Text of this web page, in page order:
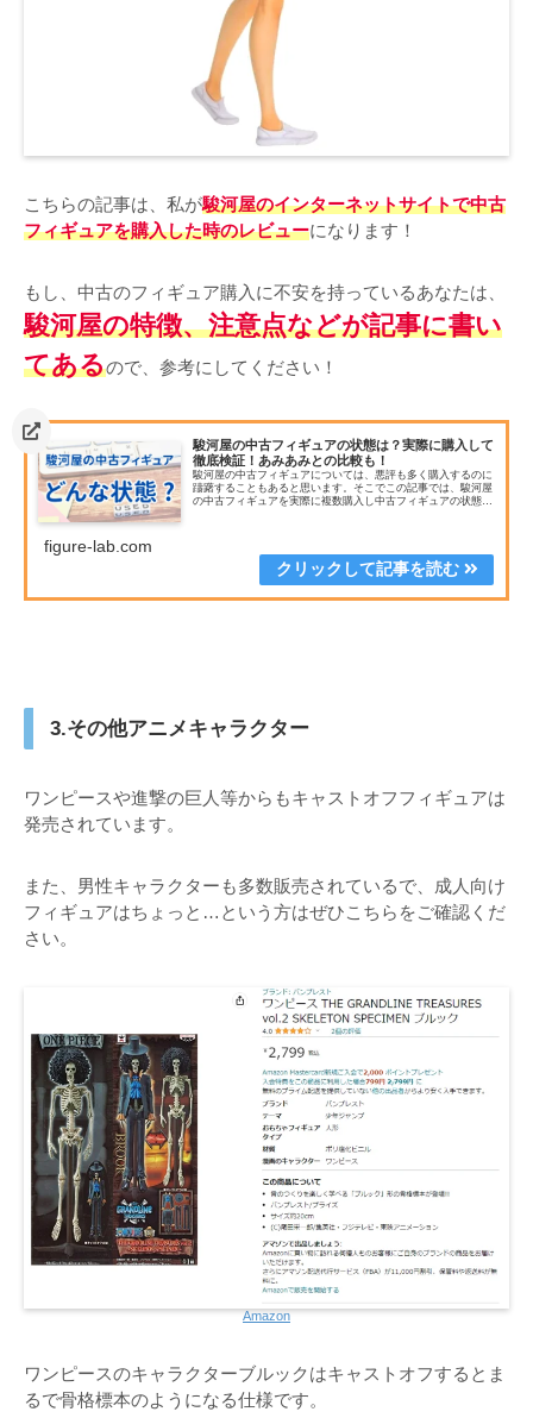
こちらの記事は、私が駿河屋のインターネットサイトで中古
フィギュアを購入した時のレビューになります！
もし、中古のフィギュア購入に不安を持っているあなたは、
駿河屋の特徴、注意点などが記事に書い
てあるので、参考にしてください！
駿河屋の中古フィギュアの状態は？実際に購入して
徹底検証！あみあみとの比較も！
駿河屋の中古フィギュアについては、悪評も多く購入するのに
躊躇することもあると思います。そこでこの記事では、駿河屋
の中古フィギュアを実際に複数購入し中古フィギュアの状態を
figure-lab.com
3.その他アニメキャラクター
ワンピースや進撃の巨人等からもキャストオフフィギュアは
発売されています。
また、男性キャラクターも多数販売されているで、成人向け
フィギュアはちょっと…という方はぜひこちらをご確認くだ
さい。
Amazon
ワンピースのキャラクターブルックはキャストオフするとま
るで骨格標本のようになる仕様です。